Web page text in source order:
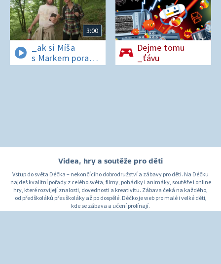
3:00
_ak si Míša
s Markem poradí
v lese bez
Dejme tomu
_ťávu
Videa, hry a soutěže pro děti
Vstup do světa Déčka – nekončícího dobrodružství a zábavy pro děti. Na Déčku
najdeš kvalitní pořady z celého světa, filmy, pohádky i animáky, soutěže i online
hry, které rozvíjejí znalosti, dovednosti a kreativitu. Zábava čeká na každého,
od předškoláků přes školáky až po dospělé. Déčko je web pro malé i velké děti,
kde se zábava a učení prolínají.